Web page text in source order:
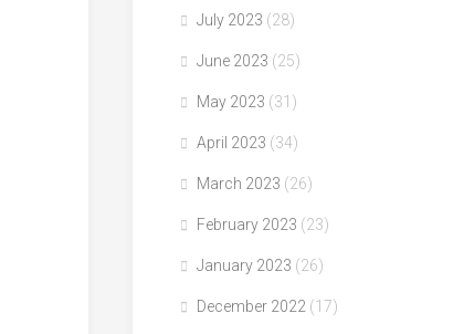
July 2023 (28)
June 2023 (25)
May 2023 (31)
April 2023 (34)
March 2023 (26)
February 2023 (23)
January 2023 (26)
December 2022 (17)